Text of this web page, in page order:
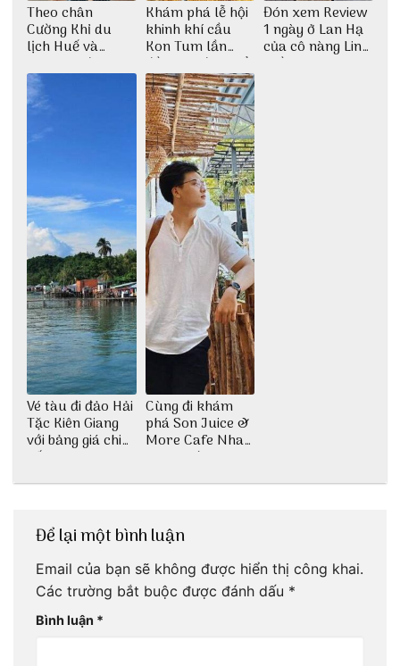
Theo chân
Cường Khỉ du
lịch Huế và
check-in đúng
những góc chụp
đẹp
Khám phá lễ hội
khinh khí cầu
Kon Tum lần
đầu tiên được tổ
chức
Đón xem Review
1 ngày ở Lan Hạ
của cô nàng Linh
Trần
Vé tàu đi đảo Hải
Tặc Kiên Giang
với bảng giá chi
tiết
Cùng đi khám
phá Son Juice &
More Cafe Nha
Trang với anh
Để lại một bình luận
Email của bạn sẽ không được hiển thị công khai.
Các trường bắt buộc được đánh dấu *
Bình luận *